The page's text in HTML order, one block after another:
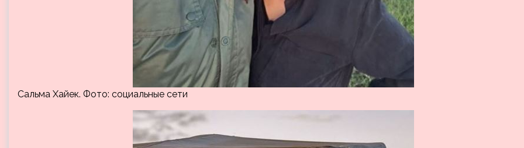
Сальма Хайек. Фото: социальные сети